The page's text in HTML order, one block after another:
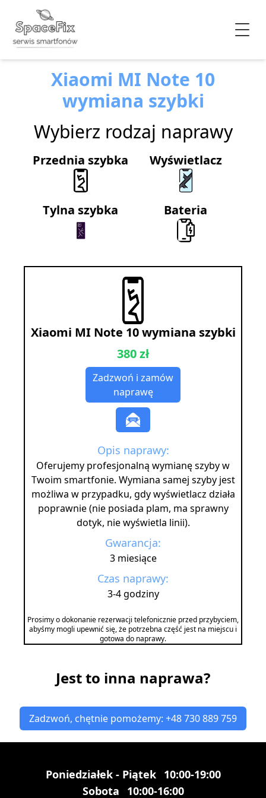
Xiaomi MI Note 10
wymiana szybki
Wybierz rodzaj naprawy
Przednia szybka Wyświetlacz
Tylna szybka Bateria
Xiaomi MI Note 10 wymiana szybki
380 zł
Zadzwoń i zamów
naprawę
Opis naprawy:
Oferujemy profesjonalną wymianę szyby w
Twoim smartfonie. Wymiana samej szyby jest
możliwa w przypadku, gdy wyświetlacz działa
poprawnie (nie posiada plam, ma sprawny
dotyk, nie wyświetla linii).
Gwarancja:
3 miesiące
Czas naprawy:
3-4 godziny
Prosimy o dokonanie rezerwacji telefonicznie przed przybyciem,
abyśmy mogli upewnić się, że potrzebna część jest na miejscu i
gotowa do naprawy.
Jest to inna naprawa?
Zadzwoń, chętnie pomożemy: +48 730 889 759
Poniedziałek - Piątek 10:00-19:00
Sobota
10:00-16:00